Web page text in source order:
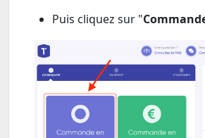
Puis cliquez sur "